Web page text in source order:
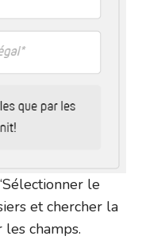
le
et chercher la
champs.